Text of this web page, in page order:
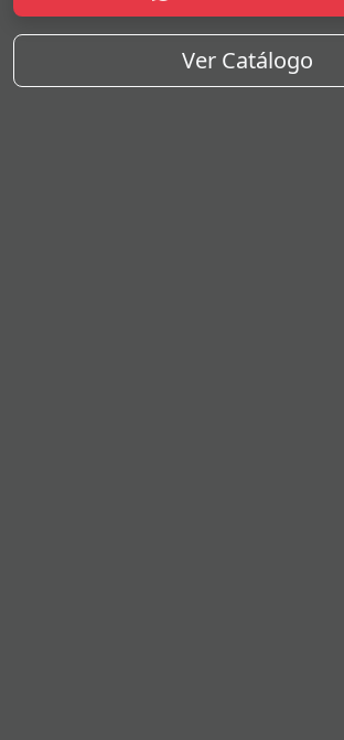
Ver Catálogo